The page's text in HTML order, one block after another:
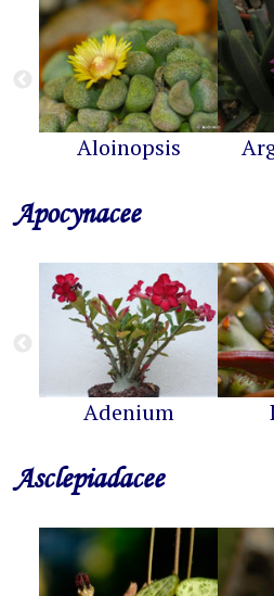
Aloinopsis
Apocynacee
Adenium
Asclepiadacee